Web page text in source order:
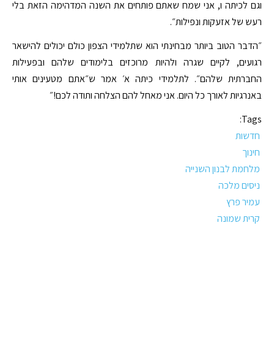
וגם לכיתה ו, אני שמח שאתם פותחים את השנה המדהימה הזאת בלי
רעש של אזעקות ונפילות״.
״הדבר הטוב ביותר מבחינתי הוא שתלמידי הצפון כולם יכולים להישאר
רגועים, לקיים שגרה ולהיות מרוכזים בלימודים שלהם ובפעילות
החברתית שלהם״. לתלמידי כיתה א׳ אמר ש״אתם מטעינים אותי
באנרגיות לאורך כל היום. אני מאחל להם הצלחה ותודה לכם!״
Tags:
חדשות
חינוך
מלחמת לבנון השנייה
ניסים מלכה
עמיר פרץ
קרית שמונה